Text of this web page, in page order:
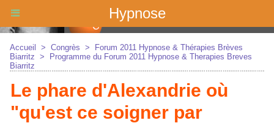
Hypnose
Accueil > Congrès >
Forum 2011 Hypnose & Thérapies Brèves
Biarritz >
Programme du Forum 2011 Hypnose & Therapies Breves
Biarritz
Le phare d'Alexandrie où
"qu'est ce soigner par